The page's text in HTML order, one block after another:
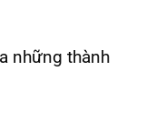
những thành